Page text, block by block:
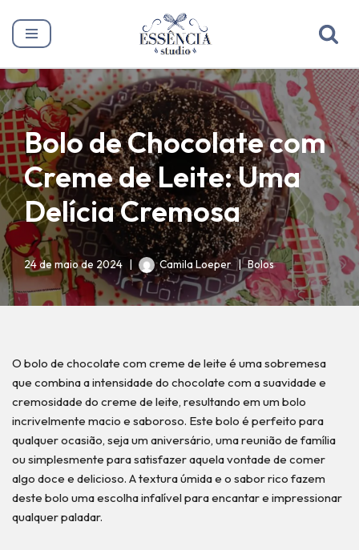
Pular
o
conteúdo
Bolo de Chocolate com
Creme de Leite: Uma
Delícia Cremosa
24 de maio de 2024 Camila Loeper Bolos
O bolo de chocolate com creme de leite é uma sobremesa
que combina a intensidade do chocolate com a suavidade e
cremosidade do creme de leite, resultando em um bolo
incrivelmente macio e saboroso. Este bolo é perfeito para
qualquer ocasião, seja um aniversário, uma reunião de família
ou simplesmente para satisfazer aquela vontade de comer
algo doce e delicioso. A textura úmida e o sabor rico fazem
deste bolo uma escolha infalível para encantar e impressionar
qualquer paladar.